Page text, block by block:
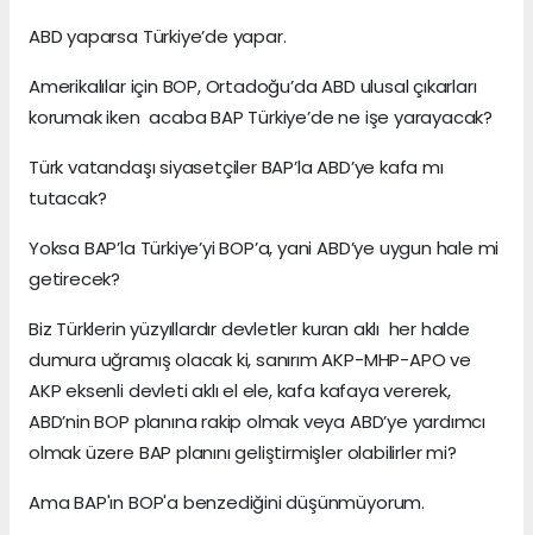
ABD yaparsa Türkiye’de yapar.
Amerikalılar için BOP, Ortadoğu’da ABD ulusal çıkarları
korumak iken acaba BAP Türkiye’de ne işe yarayacak?
Türk vatandaşı siyasetçiler BAP’la ABD’ye kafa mı
tutacak?
Yoksa BAP’la Türkiye’yi BOP’a, yani ABD’ye uygun hale mi
getirecek?
Biz Türklerin yüzyıllardır devletler kuran aklı her halde
dumura uğramış olacak ki, sanırım AKP-MHP-APO ve
AKP eksenli devleti aklı el ele, kafa kafaya vererek,
ABD’nin BOP planına rakip olmak veya ABD’ye yardımcı
olmak üzere BAP planını geliştirmişler olabilirler mi?
Ama BAP'ın BOP'a benzediğini düşünmüyorum.